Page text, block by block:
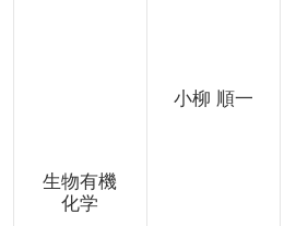
生物有機
化学
小柳 順一